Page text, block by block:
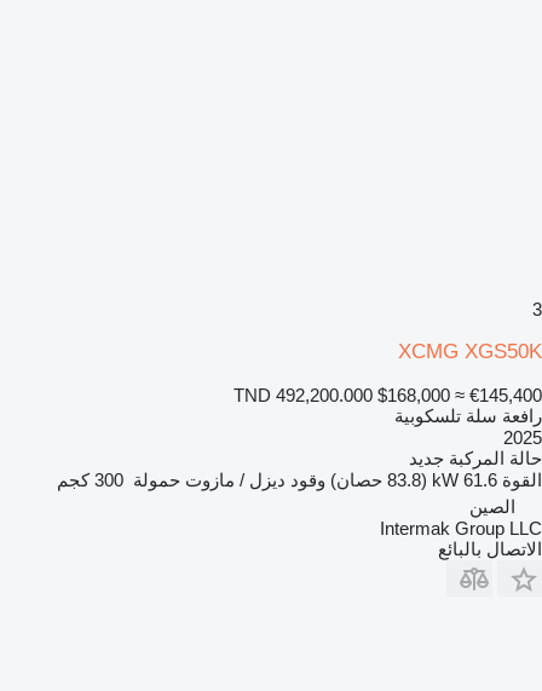
3
XCMG XGS50K
TND 492,200.000 $168,000 ≈ €145,400
رافعة سلة تلسكوبية
2025
حالة المركبة جديد
القوة 61.6 kW (83.8 حصان) وقود ديزل / مازوت حمولة 300 كجم
الصين
Intermak Group LLC
الاتصال بالبائع